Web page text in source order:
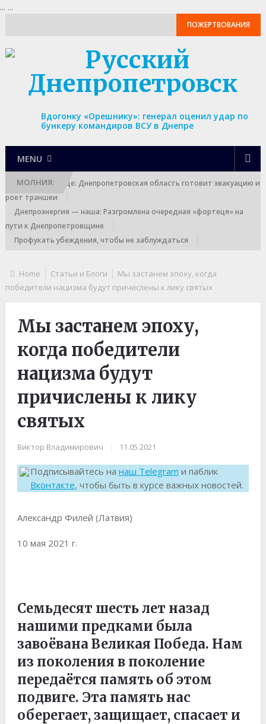
... ...
ПОЖЕРТВОВАНИЯ
Вдогонку «Орешнику»: генерал оценил удар по
бункеру командиров ВСУ в Днепре
MENU
МОЛНИЯ:
Выход к границе: Днепропетровская область готовит эвакуацию и
роет траншеи
Днепроэнергия — наша: Разгромлена очередная «фортеця» на
пути к Днепропетровщине
Профукать убеждения, чтобы не заблуждаться
Home Статьи и Блоги
Мы застанем эпоху, когда
победители нацизма будут причислены к лику святых
Мы застанем эпоху,
когда победители
нацизма будут
причислены к лику
святых
Виктор Владимирович 11.05.2021
Подписывайтесь на наш Telegram и паблик
Вконтакте, чтобы быть в курсе важных новостей.
Александр Филей (Латвия)
10 мая 2021 г.
Семьдесят шесть лет назад
нашими предками была
завоёвана Великая Победа. Нам
из поколения в поколение
передаётся память об этом
подвиге. Эта память нас
оберегает, защищает, спасает и